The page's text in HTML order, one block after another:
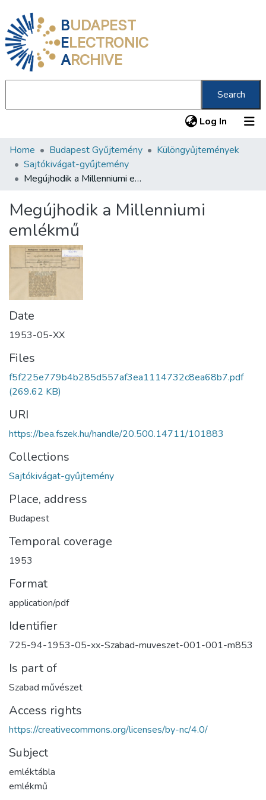
BUDAPEST
ELECTRONIC
ARCHIVE
Search
Log In (current)
Communities & Collections
All of DSpace
About us
Home Budapest Gyűjtemény
Különgyűjtemények
Sajtókivágat-gyűjtemény
Megújhodik a Millenniumi emlékmű
Megújhodik a Millenniumi
emlékmű
Date
1953-05-XX
Files
f5f225e779b4b285d557af3ea1114732c8ea68b7.pdf
(269.62 KB)
URI
https://bea.fszek.hu/handle/20.500.14711/101883
Collections
Sajtókivágat-gyűjtemény
Place, address
Budapest
Temporal coverage
1953
Format
application/pdf
Identifier
725-94-1953-05-xx-Szabad-muveszet-001-001-m853
Is part of
Szabad művészet
Access rights
https://creativecommons.org/licenses/by-nc/4.0/
Subject
emléktábla
emlékmű